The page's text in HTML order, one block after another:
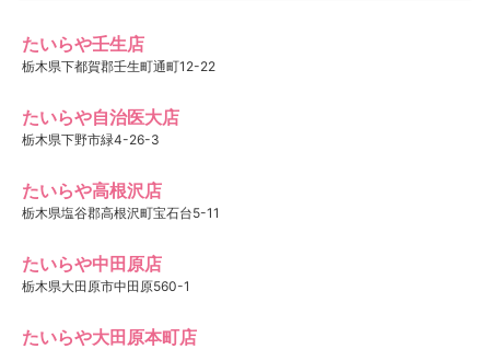
たいらや壬生店
栃木県下都賀郡壬生町通町12-22
たいらや自治医大店
栃木県下野市緑4-26-3
たいらや高根沢店
栃木県塩谷郡高根沢町宝石台5-11
たいらや中田原店
栃木県大田原市中田原560-1
たいらや大田原本町店